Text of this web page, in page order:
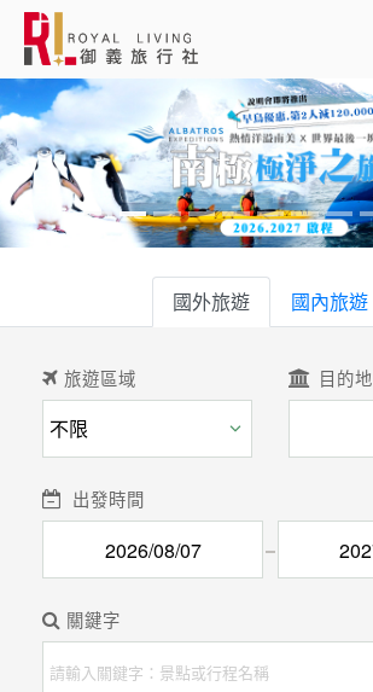
會員登入
國外旅遊
國內旅遊
客製服務
旅遊資訊
關於御義
國外旅遊 國內旅遊
旅遊區域 目的地
出發時間
關鍵字